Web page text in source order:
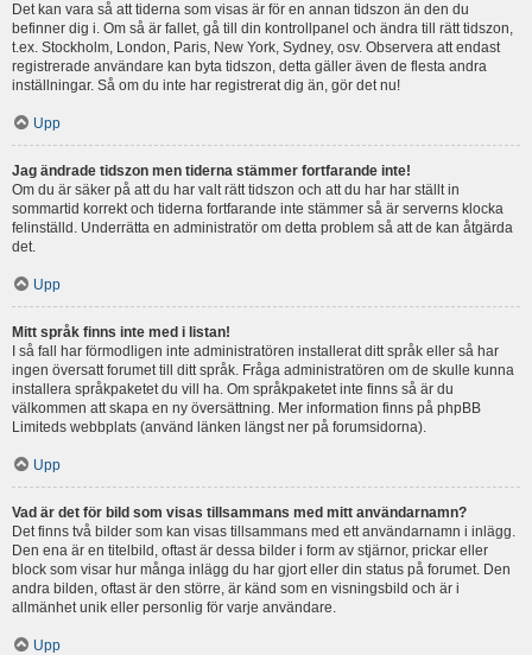
Det kan vara så att tiderna som visas är för en annan tidszon än den du
befinner dig i. Om så är fallet, gå till din kontrollpanel och ändra till rätt tidszon,
t.ex. Stockholm, London, Paris, New York, Sydney, osv. Observera att endast
registrerade användare kan byta tidszon, detta gäller även de flesta andra
inställningar. Så om du inte har registrerat dig än, gör det nu!
Upp
Jag ändrade tidszon men tiderna stämmer fortfarande inte!
Om du är säker på att du har valt rätt tidszon och att du har har ställt in
sommartid korrekt och tiderna fortfarande inte stämmer så är serverns klocka
felinställd. Underrätta en administratör om detta problem så att de kan åtgärda
det.
Upp
Mitt språk finns inte med i listan!
I så fall har förmodligen inte administratören installerat ditt språk eller så har
ingen översatt forumet till ditt språk. Fråga administratören om de skulle kunna
installera språkpaketet du vill ha. Om språkpaketet inte finns så är du
välkommen att skapa en ny översättning. Mer information finns på phpBB
Limiteds webbplats (använd länken längst ner på forumsidorna).
Upp
Vad är det för bild som visas tillsammans med mitt användarnamn?
Det finns två bilder som kan visas tillsammans med ett användarnamn i inlägg.
Den ena är en titelbild, oftast är dessa bilder i form av stjärnor, prickar eller
block som visar hur många inlägg du har gjort eller din status på forumet. Den
andra bilden, oftast är den större, är känd som en visningsbild och är i
allmänhet unik eller personlig för varje användare.
Upp